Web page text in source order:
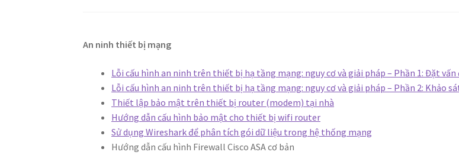
An ninh thiết bị mạng
Lỗi cấu hình an ninh trên thiết bị hạ tầng mạng: nguy cơ và giải pháp – Phần 1: Đặt vấn
Lỗi cấu hình an ninh trên thiết bị hạ tầng mạng: nguy cơ và giải pháp – Phần 2: Khảo
Thiết lập bảo mật trên thiết bị router (modem) tại nhà
Hướng dẫn cấu hình bảo mật cho thiết bị wifi router
Sử dụng Wireshark để phân tích gói dữ liệu trong hệ thống mạng
Hướng dẫn cấu hình Firewall Cisco ASA cơ bản